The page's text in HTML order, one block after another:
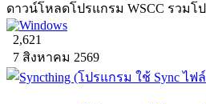
ดาวน์โหลดโปรแกรม WSCC รวมโ
2,621
7 สิงหาคม 2569